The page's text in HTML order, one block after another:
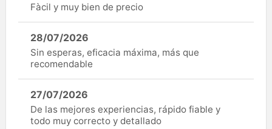
Fàcil y muy bien de precio
28/07/2026
Sin esperas, eficacia máxima, más que
recomendable
27/07/2026
De las mejores experiencias, rápido fiable y
todo muy correcto y detallado